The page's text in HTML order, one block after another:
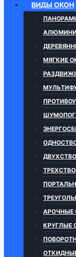
ВИДЫ ОКОН
МЯГКИЕ
АРОЧНЫЕ
КРУГЛЫЕ